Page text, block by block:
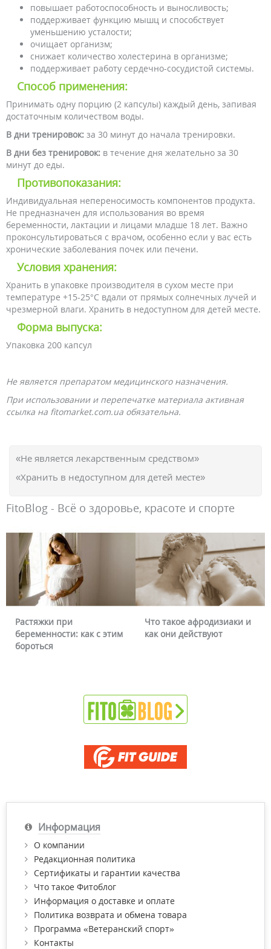
повышает работоспособность и выносливость;
поддерживает функцию мышц и способствует
уменьшению усталости;
очищает организм;
снижает количество холестерина в организме;
поддерживает работу сердечно-сосудистой системы.
Способ применения:
Принимать одну порцию (2 капсулы) каждый день, запивая
достаточным количеством воды.
В дни тренировок: за 30 минут до начала тренировки.
В дни без тренировок: в течение дня желательно за 30
минут до еды.
Противопоказания:
Индивидуальная непереносимость компонентов продукта.
Не предназначен для использования во время
беременности, лактации и лицами младше 18 лет. Важно
проконсультироваться с врачом, особенно если у вас есть
хронические заболевания почек или печени.
Условия хранения:
Хранить в упаковке производителя в сухом месте при
температуре +15-25°С вдали от прямых солнечных лучей и
чрезмерной влаги. Хранить в недоступном для детей месте.
Форма выпуска:
Упаковка 200 капсул
Не является препаратом медицинского назначения.
При использовании и перепечатке материала активная
ссылка на fitomarket.com.ua обязательна.
«Не является лекарственным средством»
«Хранить в недоступном для детей месте»
FitoBlog - Всё о здоровье, красоте и спорте
Что такое афродизиаки и
как они действуют
Почему краснеет лицо и
можно ли это убрать
Информация
О компании
Редакционная политика
Сертификаты и гарантии качества
Что такое Фитоблог
Информация о доставке и оплате
Политика возврата и обмена товара
Программа «Ветеранский спорт»
Контакты